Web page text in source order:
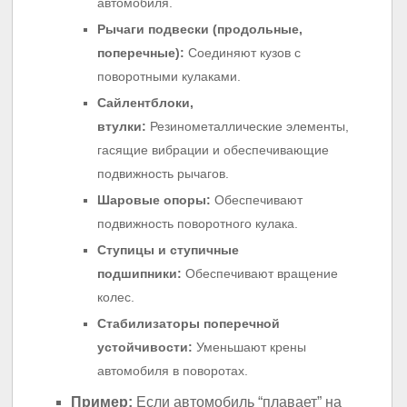
автомобиля.
Рычаги подвески (продольные,
поперечные): Соединяют кузов с
поворотными кулаками.
Сайлентблоки,
втулки: Резинометаллические элементы,
гасящие вибрации и обеспечивающие
подвижность рычагов.
Шаровые опоры: Обеспечивают
подвижность поворотного кулака.
Ступицы и ступичные
подшипники: Обеспечивают вращение
колес.
Стабилизаторы поперечной
устойчивости: Уменьшают крены
автомобиля в поворотах.
Пример: Если автомобиль “плавает” на